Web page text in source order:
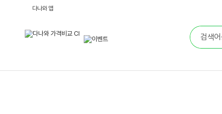
다나와 앱